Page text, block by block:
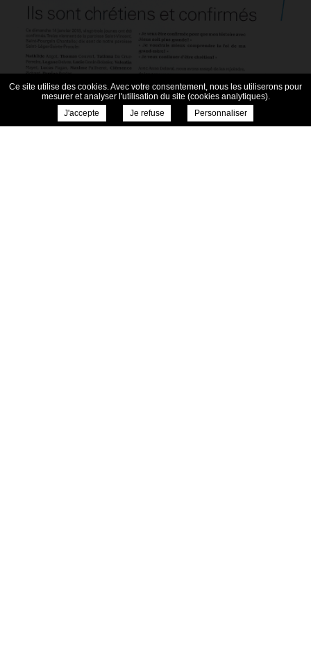
Ce site utilise des cookies. Avec votre consentement, nous les utiliserons pour
mesurer et analyser l'utilisation du site (cookies analytiques).
J'accepte
Je refuse Personnaliser